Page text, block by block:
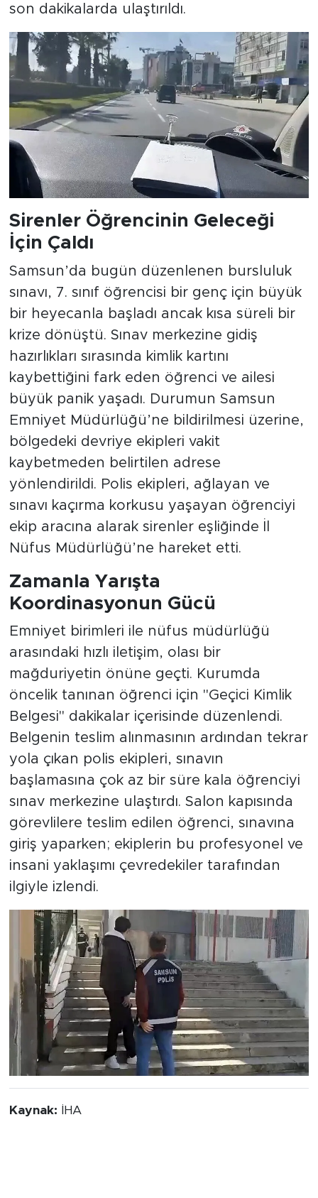
son dakikalarda ulaştırıldı.
Sirenler Öğrencinin Geleceği
İçin Çaldı
Samsun’da bugün düzenlenen bursluluk
sınavı, 7. sınıf öğrencisi bir genç için büyük
bir heyecanla başladı ancak kısa süreli bir
krize dönüştü. Sınav merkezine gidiş
hazırlıkları sırasında kimlik kartını
kaybettiğini fark eden öğrenci ve ailesi
büyük panik yaşadı. Durumun Samsun
Emniyet Müdürlüğü’ne bildirilmesi üzerine,
bölgedeki devriye ekipleri vakit
kaybetmeden belirtilen adrese
yönlendirildi. Polis ekipleri, ağlayan ve
sınavı kaçırma korkusu yaşayan öğrenciyi
ekip aracına alarak sirenler eşliğinde İl
Nüfus Müdürlüğü’ne hareket etti.
Zamanla Yarışta
Koordinasyonun Gücü
Emniyet birimleri ile nüfus müdürlüğü
arasındaki hızlı iletişim, olası bir
mağduriyetin önüne geçti. Kurumda
öncelik tanınan öğrenci için "Geçici Kimlik
Belgesi" dakikalar içerisinde düzenlendi.
Belgenin teslim alınmasının ardından tekrar
yola çıkan polis ekipleri, sınavın
başlamasına çok az bir süre kala öğrenciyi
sınav merkezine ulaştırdı. Salon kapısında
görevlilere teslim edilen öğrenci, sınavına
giriş yaparken; ekiplerin bu profesyonel ve
insani yaklaşımı çevredekiler tarafından
ilgiyle izlendi.
Kaynak: İHA